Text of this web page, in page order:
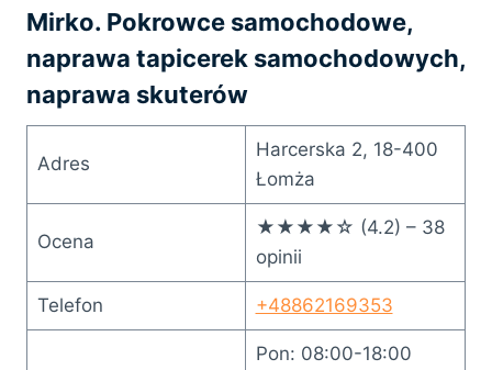
Mirko. Pokrowce samochodowe,
naprawa tapicerek samochodowych,
naprawa skuterów
Adres
Harcerska 2, 18-400
Łomża
Ocena
★★★★☆ (4.2) – 38
opinii
Telefon +48862169353
Pon: 08:00-18:00